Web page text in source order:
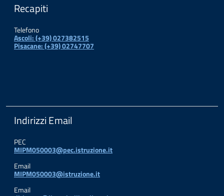
Recapiti
Telefono
Ascoli: (+39) 027382515
Pisacane: (+39) 02747707
Indirizzi Email
PEC
MIPM050003@pec.istruzione.it
Email
MIPM050003@istruzione.it
Email